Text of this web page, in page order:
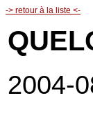
-> retour à la liste <-
2004-